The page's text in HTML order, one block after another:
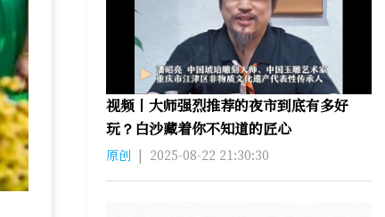
视频丨大师强烈推荐的夜市到底有多好
玩？白沙藏着你不知道的匠心
原创 | 2025-08-22 21:30:30